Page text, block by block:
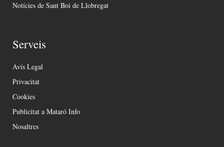
Notícies de Sant Boi de Llobregat
Serveis
Avís Legal
Privacitat
Cookies
Publicitat a Mataró Info
Nosaltres